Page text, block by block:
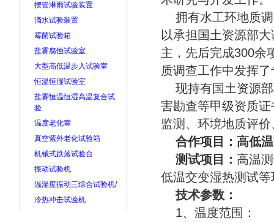
摆管淋雨试验装置
滴水试验装置
霉菌试验箱
盐雾腐蚀试验室
大型高低温步入试验室
恒温恒湿试验室
盐雾恒温恒湿高温复合试
验
温度老化室
真空紫外老化试验箱
机械式跌落试验台
振动试验机
温湿度振动三综合试验机/
冷热冲击试验机
拥有水工环地质调
以承担国土资源部
主，先后完成300余
质调查工作中发挥
现持有国土资源部
害勘查等甲级资质
监测、环境地质评
合作项目：高低
测试项目： 高温
低温交变湿热测试
技术参数：
1、温度范围：